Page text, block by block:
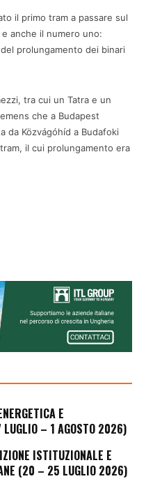
il primo tram a passare sul
anche il numero uno:
prolungamento dei binari
tra cui un Tatra e un
che a Budapest
Közvágóhíd a Budafoki
il cui prolungamento era
E
LUGLIO – 1 AGOSTO 2026)
ISTITUZIONALE E
(20 – 25 LUGLIO 2026)